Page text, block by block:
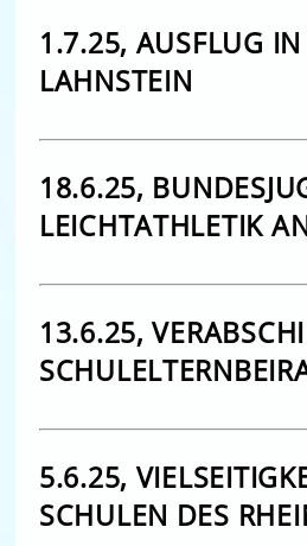
1.7.25, AUSFLUG
LAHNSTEIN
18.6.25,
LEICHTATHLETIK
13.6.25,
5.6.25,
SCHULEN DES